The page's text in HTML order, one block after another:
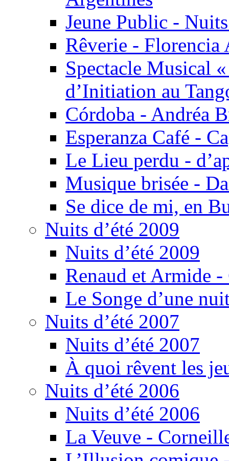
Jeune Public -
Rêverie - Florencia
Spectacle Musical
d’Initiation au
Córdoba - Andréa
Esperanza Café -
Le Lieu perdu -
Musique brisée -
Se dice de mi, en
Nuits d’été 2009
Nuits d’été 2009
Renaud et Armide -
Le Songe d’une
Nuits d’été 2007
Nuits d’été 2007
À quoi rêvent les
Nuits d’été 2006
Nuits d’été 2006
La Veuve -